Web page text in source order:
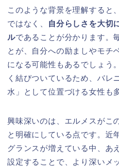
このような背景を理解すると
ではなく、
自分らしさを大切
ルであることが分かります。
とが、自分への励ましやモチ
になる可能性もあるでしょう
く結びついているため、バレ
水」として位置づける女性も
興味深いのは、エルメスがこ
と明確にしている点です。近
グランスが増えている中、あ
設定することで、より深いメ